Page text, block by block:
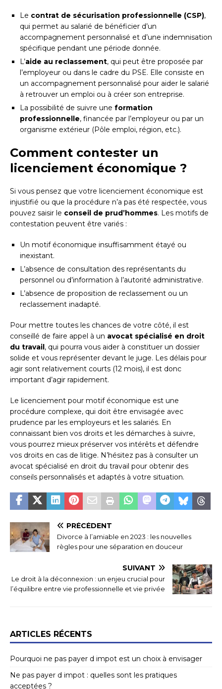
Le contrat de sécurisation professionnelle (CSP),
qui permet au salarié de bénéficier d’un
accompagnement personnalisé et d’une indemnisation
spécifique pendant une période donnée.
L’aide au reclassement, qui peut être proposée par
l’employeur ou dans le cadre du PSE. Elle consiste en
un accompagnement personnalisé pour aider le salarié
à retrouver un emploi ou à créer son entreprise.
La possibilité de suivre une formation
professionnelle, financée par l’employeur ou par un
organisme extérieur (Pôle emploi, région, etc.).
Comment contester un
licenciement économique ?
Si vous pensez que votre licenciement économique est
injustifié ou que la procédure n’a pas été respectée, vous
pouvez saisir le conseil de prud’hommes. Les motifs de
contestation peuvent être variés :
Un motif économique insuffisamment étayé ou
inexistant.
L’absence de consultation des représentants du
personnel ou d’information à l’autorité administrative.
L’absence de proposition de reclassement ou un
reclassement inadapté.
Pour mettre toutes les chances de votre côté, il est
conseillé de faire appel à un avocat spécialisé en droit
du travail, qui pourra vous aider à constituer un dossier
solide et vous représenter devant le juge. Les délais pour
agir sont relativement courts (12 mois), il est donc
important d’agir rapidement.
Le licenciement pour motif économique est une
procédure complexe, qui doit être envisagée avec
prudence par les employeurs et les salariés. En
connaissant bien vos droits et les démarches à suivre,
vous pourrez mieux préserver vos intérêts et défendre
vos droits en cas de litige. N’hésitez pas à consulter un
avocat spécialisé en droit du travail pour obtenir des
conseils personnalisés et adaptés à votre situation.
PRÉCÉDENT
Divorce à l’amiable en 2023 : les nouvelles
règles pour une séparation en douceur
SUIVANT
Le droit à la déconnexion : un enjeu crucial pour
l’équilibre entre vie professionnelle et vie privée
ARTICLES RÉCENTS
Pourquoi ne pas payer d impot est un choix à envisager
Ne pas payer d impot : quelles sont les pratiques
acceptées ?